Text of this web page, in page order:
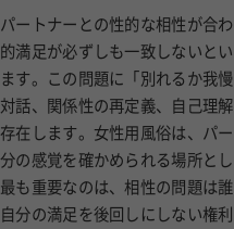
パートナーとの性的な相性が合
的満足が必ずしも一致しないと
ます。この問題に「別れるか我
対話、関係性の再定義、自己理
存在します。女性用風俗は、パ
分の感覚を確かめられる場所と
最も重要なのは、相性の問題は
自分の満足を後回しにしない権